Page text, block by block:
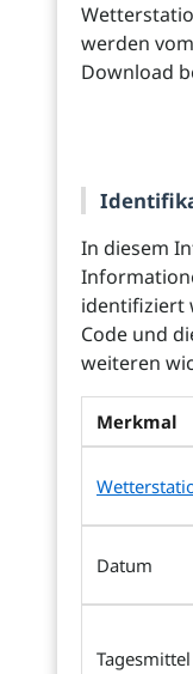
werden
Download
In diesem
identifiziert
Code und
weiteren
Merkmal
Datum
Tagesmittel